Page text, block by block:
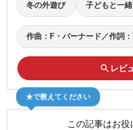
冬の外遊び 子どもと一
作曲：F・バーナード／作詞
search レビ
この記事はお役
★で教えてください